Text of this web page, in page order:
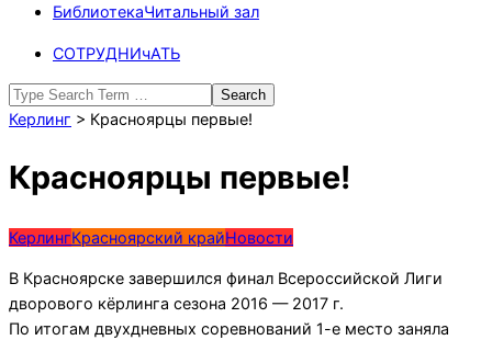
БиблиотекаЧитальный зал
СОТРУДНИчАТЬ
Search
Керлинг > Красноярцы первые!
Красноярцы первые!
КерлингКрасноярский крайНовости
В Красноярске завершился финал Всероссийской Лиги
дворового кёрлинга сезона 2016 — 2017 г.
По итогам двухдневных соревнований 1-е место заняла